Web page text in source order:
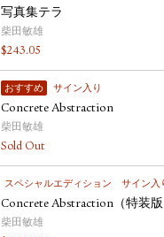
写真集テラ
柴田敏雄
$243.05
おすすめ サイン入り
Concrete Abstraction
柴田敏雄
Sold Out
スペシャルエディション サイン入
Concrete Abstraction（特装
柴田敏雄